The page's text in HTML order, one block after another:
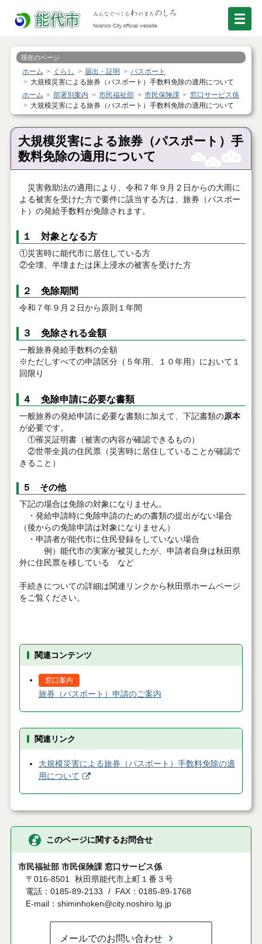
現在のページ
ホーム くらし 届出・証明
パスポート
大規模災害による旅券（パスポート）手数料免除の適用について
ホーム
部署別案内 市民福祉部 市民保険課
窓口サービス係
大規模災害による旅券（パスポート）手数料免除の適用について
大規模災害による旅券（パスポート）手
数料免除の適用について
災害救助法の適用により、令和７年９月２日からの大雨に
よる被害を受けた方で要件に該当する方は、旅券（パスポー
ト）の発給手数料が免除されます。
１ 対象となる方
①災害時に能代市に居住している方
②全壊、半壊または床上浸水の被害を受けた方
２ 免除期間
令和７年９月２日から原則１年間
３ 免除される金額
一般旅券発給手数料の全額
※ただしすべての申請区分（５年用、１０年用）において１
回限り
４ 免除申請に必要な書類
一般旅券の発給申請に必要な書類に加えて、下記書類の原本
が必要です。
①罹災証明書（被害の内容が確認できるもの）
②世帯全員の住民票（災害時に居住していることが確認で
きること）
５ その他
下記の場合は免除の対象になりません。
・発給申請時に免除申請のための書類の提出がない場合
（後からの免除申請は対象になりません）
・申請者が能代市に住民登録をしていない場合
例）能代市の実家が被災したが、申請者自身は秋田県
外に住民票を移している など
手続きについての詳細は関連リンクから秋田県ホームページ
をご覧ください。
関連コンテンツ
窓口案内
旅券（パスポート）申請のご案内
関連リンク
大規模災害による旅券（パスポート）手数料免除の適
用について
このページに関するお問合せ
市民福祉部 市民保険課 窓口サービス係
〒016-8501 秋田県能代市上町１番３号
電話：0185-89-2133
FAX：0185-89-1768
E-mail：shiminhoken@city.noshiro.lg.jp
メールでのお問い合わせ